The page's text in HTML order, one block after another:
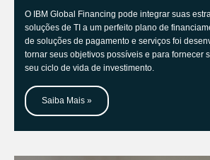
O IBM Global Financing pode integrar suas
soluções de TI a um perfeito plano de
de soluções de pagamento e serviços foi
tornar seus objetivos possíveis e para fornecer
seu ciclo de vida de investimento.
Saiba Mais »